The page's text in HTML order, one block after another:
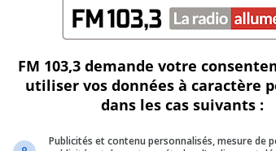
abribus.
d’administration du RTL
abribus et de réaménager des dalles
dans le cadre de son
FM 103,3 demande votre
utiliser vos données à caractère
dans les cas suivants :
Publicités et contenu personnalisés, mesure de